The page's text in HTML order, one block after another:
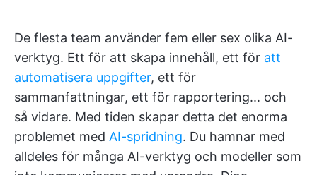
De flesta team använder fem eller sex olika AI-
verktyg. Ett för att skapa innehåll, ett för att
automatisera uppgifter, ett för
sammanfattningar, ett för rapportering... och
så vidare. Med tiden skapar detta det enorma
problemet med AI-spridning. Du hamnar med
alldeles för många AI-verktyg och modeller som